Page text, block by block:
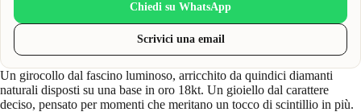
Chiedi su WhatsApp
Scrivici una email
Un girocollo dal fascino luminoso, arricchito da quindici diamanti
naturali disposti su una base in oro 18kt. Un gioiello dal carattere
deciso, pensato per momenti che meritano un tocco di scintillio in più.